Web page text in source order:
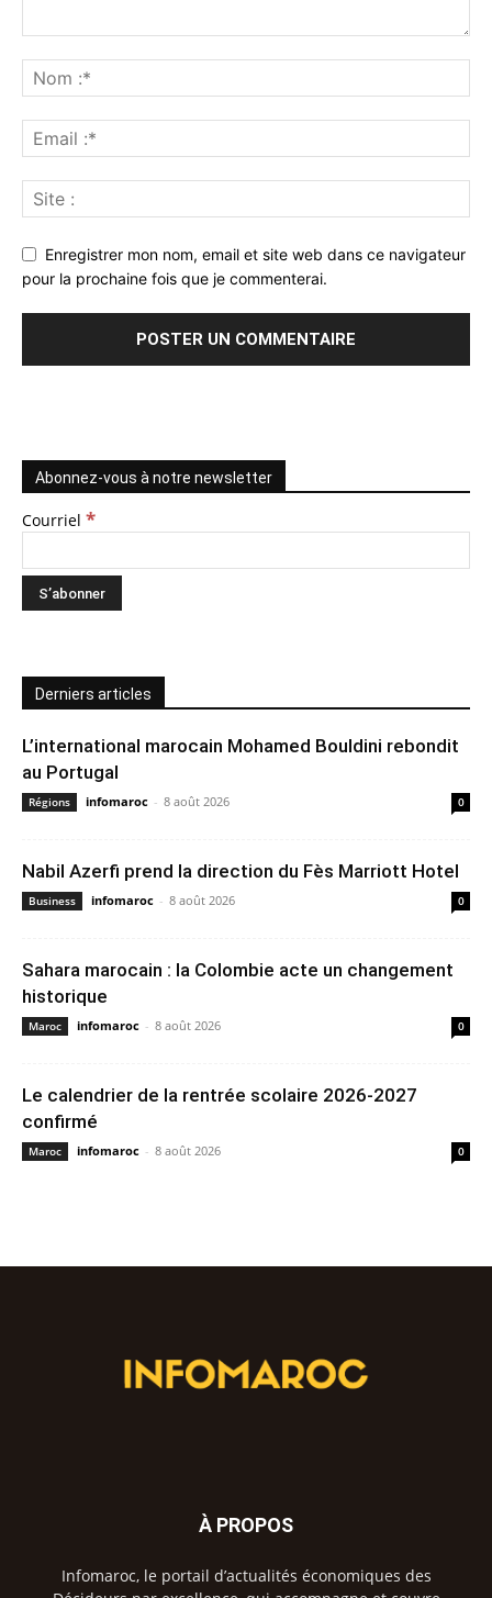
Enregistrer mon nom, email et site web dans ce navigateur
pour la prochaine fois que je commenterai.
Abonnez-vous à notre newsletter
Courriel *
Derniers articles
L’international marocain Mohamed Bouldini rebondit
au Portugal
Régions infomaroc - 8 août 2026 0
Nabil Azerfi prend la direction du Fès Marriott Hotel
Business infomaroc - 8 août 2026 0
Sahara marocain : la Colombie acte un changement
historique
Maroc infomaroc - 8 août 2026 0
Le calendrier de la rentrée scolaire 2026-2027
confirmé
Maroc infomaroc - 8 août 2026 0
À PROPOS
Infomaroc, le portail d’actualités économiques des